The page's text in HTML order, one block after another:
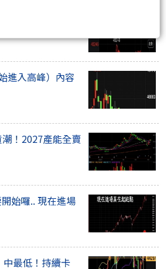
進入高峰）內容
！2027產能全賣
始囉.. 現在進場
最低！持續卡